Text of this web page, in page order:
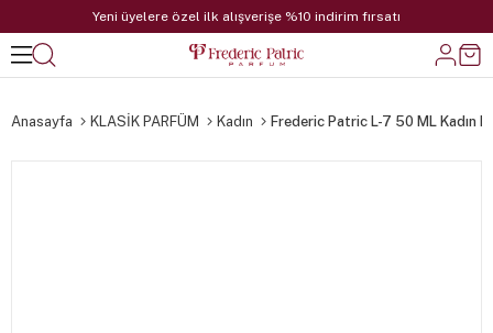
Yeni üyelere özel ilk alışverişe %10 indirim fırsatı
Anasayfa KLASİK PARFÜM Kadın Frederic Patric L-7 50 ML Kadın